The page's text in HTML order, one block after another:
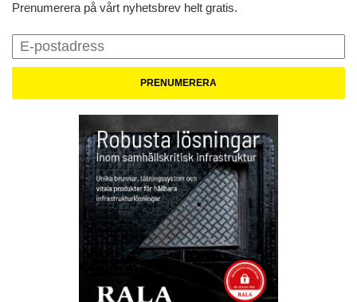
Prenumerera på vårt nyhetsbrev helt gratis.